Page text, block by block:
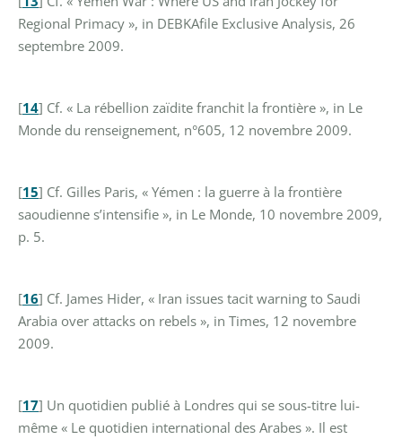
Regional Primacy », in DEBKAfile Exclusive Analysis, 26
septembre 2009.
[14] Cf. « La rébellion zaïdite franchit la frontière », in Le
Monde du renseignement, n°605, 12 novembre 2009.
[15] Cf. Gilles Paris, « Yémen : la guerre à la frontière
saoudienne s’intensifie », in Le Monde, 10 novembre 2009,
p. 5.
[16] Cf. James Hider, « Iran issues tacit warning to Saudi
Arabia over attacks on rebels », in Times, 12 novembre
2009.
[17] Un quotidien publié à Londres qui se sous-titre lui-
même « Le quotidien international des Arabes ». Il est